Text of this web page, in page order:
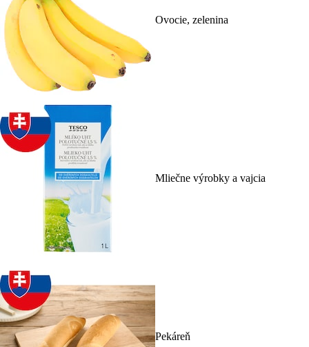
Ovocie, zelenina
Mliečne výrobky a vajcia
Pekáreň